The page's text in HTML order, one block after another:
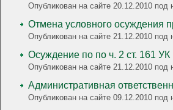
Опубликован на сайте 20.12.2010
Отмена условного осуждения
Опубликован на сайте 21.12.2010
Осуждение по по ч. 2 ст. 161
Опубликован на сайте 21.12.2010
Опубликован на сайте 09.12.2010